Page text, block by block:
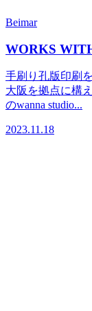
Beimar
WORKS
手刷り孔版印刷
大阪を拠点に構
のwanna studio...
2023.11.18